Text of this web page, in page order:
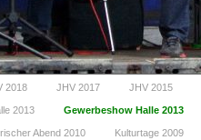
2018 JHV 2017 JHV 2015
2013 Gewerbeshow Halle 2013
Abend 2010 Kulturtage 2009